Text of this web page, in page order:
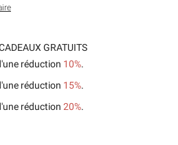
GRATUITS
réduction 10%.
réduction 15%.
réduction 20%.